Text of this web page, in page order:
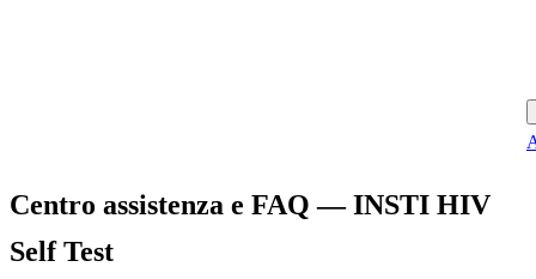
Centro assistenza e FAQ — INSTI HIV
Self Test